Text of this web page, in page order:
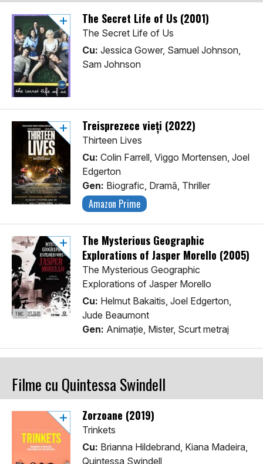
The Secret Life of Us (2001)
The Secret Life of Us
Cu: Jessica Gower, Samuel Johnson,
Sam Johnson
Treisprezece vieți (2022)
Thirteen Lives
Cu: Colin Farrell, Viggo Mortensen, Joel
Edgerton
Gen: Biografic, Dramă, Thriller
Amazon Prime
The Mysterious Geographic
Explorations of Jasper Morello (2005)
The Mysterious Geographic
Explorations of Jasper Morello
Cu: Helmut Bakaitis, Joel Edgerton,
Jude Beaumont
Gen: Animaţie, Mister, Scurt metraj
Filme cu Quintessa Swindell
Zorzoane (2019)
Trinkets
Cu: Brianna Hildebrand, Kiana Madeira,
Quintessa Swindell